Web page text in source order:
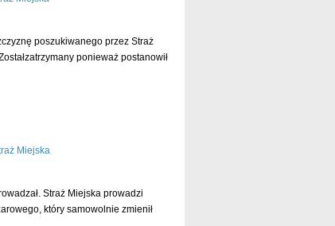
poszukiwanego przez Straż
ponieważ postanowił
Miejska
Straż Miejska prowadzi
który samowolnie zmienił